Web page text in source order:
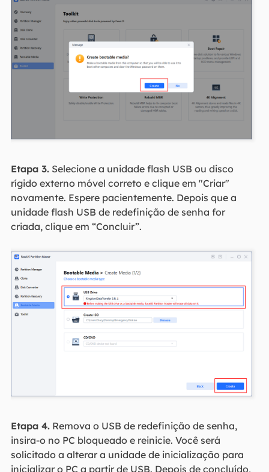
Etapa 3.Selecione a unidade flash USB ou disco
rígido externo móvel correto e clique em "Criar"
novamente. Espere pacientemente. Depois que a
unidade flash USB de redefinição de senha for
criada, clique em “Concluir”.
Etapa 4.Remova o USB de redefinição de senha,
insira-o no PC bloqueado e reinicie. Você será
solicitado a alterar a unidade de inicialização para
inicializar o PC a partir de USB. Depois de concluído,